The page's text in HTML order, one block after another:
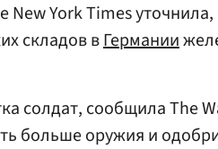
New York Times уточнила,
складов вГермании
солдат, сообщила The
больше оружия и